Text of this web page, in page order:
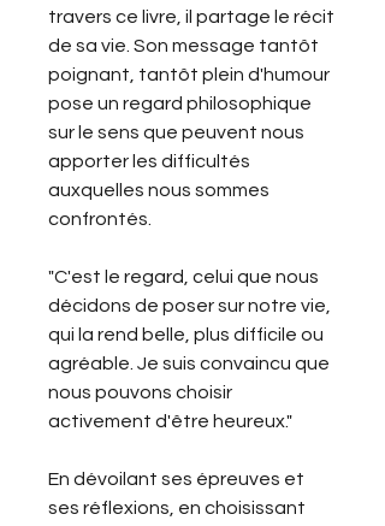
travers ce livre, il partage le récit
de sa vie. Son message tantôt
poignant, tantôt plein d'humour
pose un regard philosophique
sur le sens que peuvent nous
apporter les difficultés
auxquelles nous sommes
confrontés.
"C'est le regard, celui que nous
décidons de poser sur notre vie,
qui la rend belle, plus difficile ou
agréable. Je suis convaincu que
nous pouvons choisir
activement d'être heureux."
En dévoilant ses épreuves et
ses réflexions, en choisissant